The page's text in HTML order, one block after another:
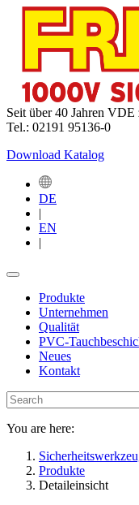
Seit über 40 Jahren
Tel.: 02191 95136-0
Download Katalog
DE
|
EN
|
Produkte
Unternehmen
Qualität
PVC-
Neues
Kontakt
You are here:
Produkte
Detaileinsicht